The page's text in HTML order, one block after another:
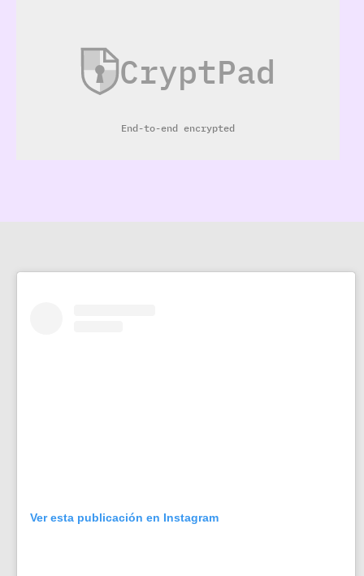
Ver esta publicación en Instagram